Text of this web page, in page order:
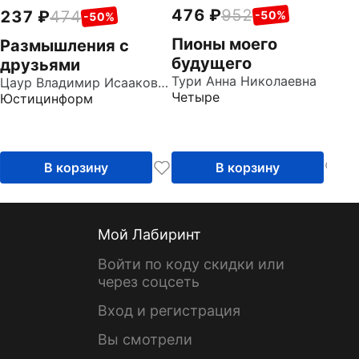
237 474 -50%
Размышления с
друзьями
Цаур Владимир Исаакович
Юстицинформ
В корзину
476 952 -50%
Пионы моего
будущего
Тури Анна Николаевна
Четыре
В корзину
Мой Лабиринт
Войти по коду скидки или
через соцсеть
Вход и регистрация
Вы смотрели